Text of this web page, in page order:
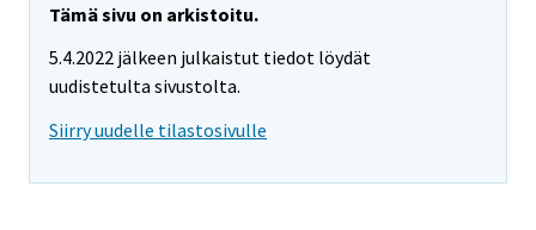
Tämä sivu on arkistoitu.
5.4.2022 jälkeen julkaistut tiedot löydät
uudistetulta sivustolta.
Siirry uudelle tilastosivulle